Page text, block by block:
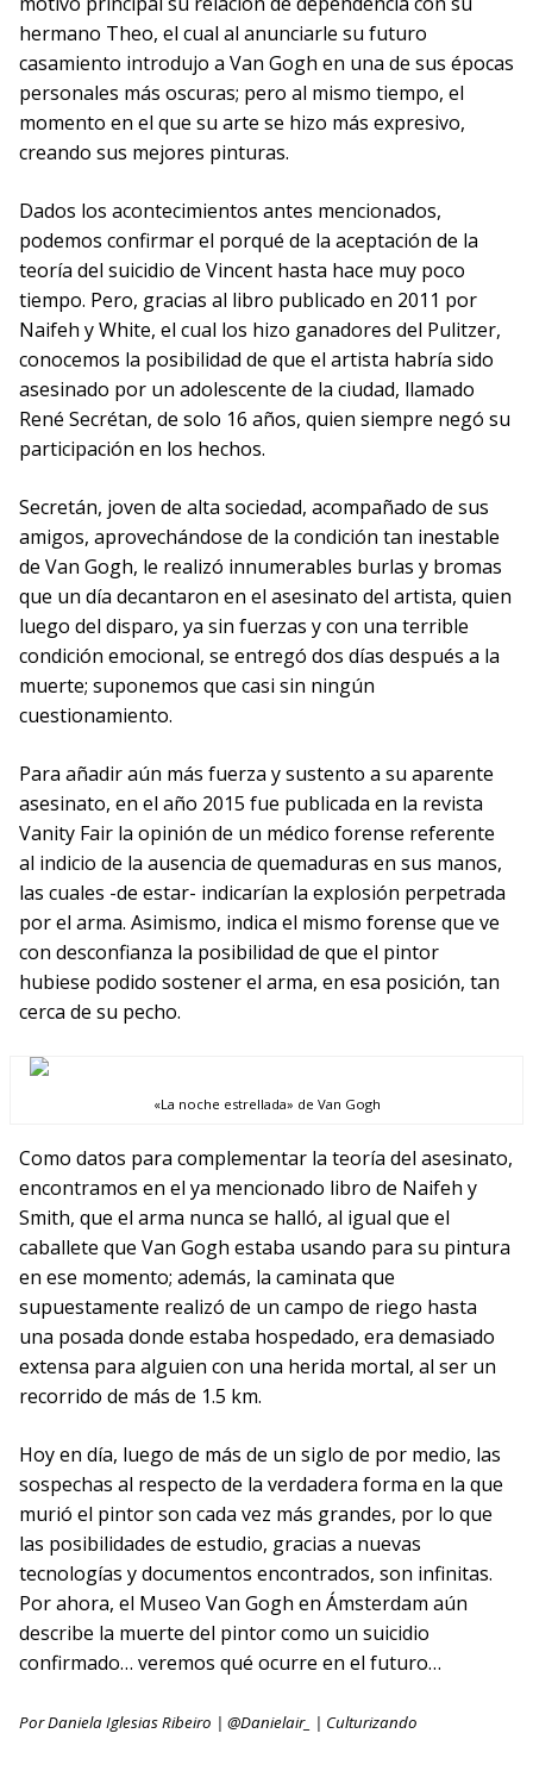
hermano Theo, el cual al anunciarle su futuro
casamiento introdujo a Van Gogh en una de sus épocas
personales más oscuras; pero al mismo tiempo, el
momento en el que su arte se hizo más expresivo,
creando sus mejores pinturas.
Dados los acontecimientos antes mencionados,
podemos confirmar el porqué de la aceptación de la
teoría del suicidio de Vincent hasta hace muy poco
tiempo. Pero, gracias al libro publicado en 2011 por
Naifeh y White, el cual los hizo ganadores del Pulitzer,
conocemos la posibilidad de que el artista habría sido
asesinado por un adolescente de la ciudad, llamado
René Secrétan, de solo 16 años, quien siempre negó su
participación en los hechos.
Secretán, joven de alta sociedad, acompañado de sus
amigos, aprovechándose de la condición tan inestable
de Van Gogh, le realizó innumerables burlas y bromas
que un día decantaron en el asesinato del artista, quien
luego del disparo, ya sin fuerzas y con una terrible
condición emocional, se entregó dos días después a la
muerte; suponemos que casi sin ningún
cuestionamiento.
Para añadir aún más fuerza y sustento a su aparente
asesinato, en el año 2015 fue publicada en la revista
Vanity Fair la opinión de un médico forense referente
al indicio de la ausencia de quemaduras en sus manos,
las cuales -de estar- indicarían la explosión perpetrada
por el arma. Asimismo, indica el mismo forense que ve
con desconfianza la posibilidad de que el pintor
hubiese podido sostener el arma, en esa posición, tan
cerca de su pecho.
«La noche estrellada» de Van Gogh
Como datos para complementar la teoría del asesinato,
encontramos en el ya mencionado libro de Naifeh y
Smith, que el arma nunca se halló, al igual que el
caballete que Van Gogh estaba usando para su pintura
en ese momento; además, la caminata que
supuestamente realizó de un campo de riego hasta
una posada donde estaba hospedado, era demasiado
extensa para alguien con una herida mortal, al ser un
recorrido de más de 1.5 km.
Hoy en día, luego de más de un siglo de por medio, las
sospechas al respecto de la verdadera forma en la que
murió el pintor son cada vez más grandes, por lo que
las posibilidades de estudio, gracias a nuevas
tecnologías y documentos encontrados, son infinitas.
Por ahora, el Museo Van Gogh en Ámsterdam aún
describe la muerte del pintor como un suicidio
confirmado… veremos qué ocurre en el futuro…
Por Daniela Iglesias Ribeiro | @Danielair_ | Culturizando